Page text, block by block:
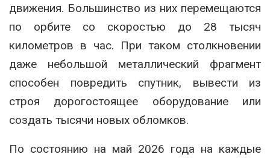
движения. Большинство из них перемещаются
по орбите со скоростью до 28 тысяч
километров в час. При таком столкновении
даже небольшой металлический фрагмент
способен повредить спутник, вывести из
строя дорогостоящее оборудование или
создать тысячи новых обломков.
По состоянию на май 2026 года на каждые